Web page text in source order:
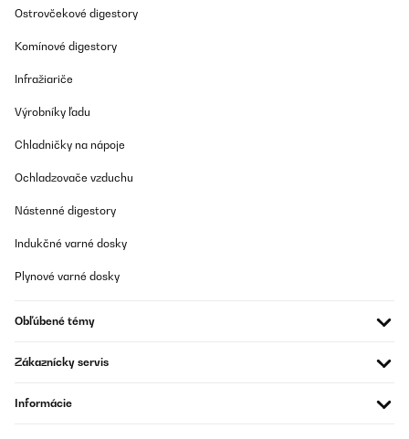
Ostrovčekové digestory
Komínové digestory
Infražiariče
Výrobníky ľadu
Chladničky na nápoje
Ochladzovače vzduchu
Nástenné digestory
Indukčné varné dosky
Plynové varné dosky
Obľúbené témy
Zákaznícky servis
Informácie